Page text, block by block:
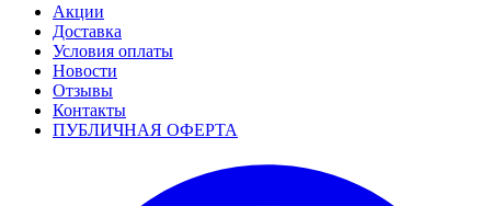
Акции
Доставка
Условия оплаты
Новости
Отзывы
Контакты
ПУБЛИЧНАЯ ОФЕРТА